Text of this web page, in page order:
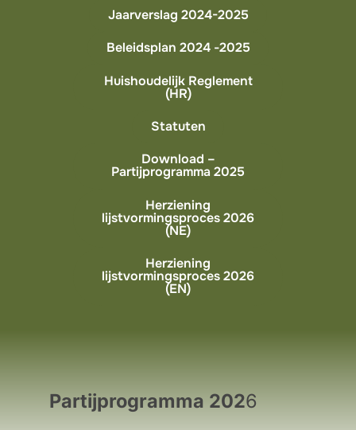
Jaarverslag 2024-2025
Beleidsplan 2024 -2025
Huishoudelijk Reglement
(HR)
Statuten
Download –
Partijprogramma 2025
Herziening
lijstvormingsproces 2026
(NE)
Herziening
lijstvormingsproces 2026
(EN)
Partijprogramma 2026